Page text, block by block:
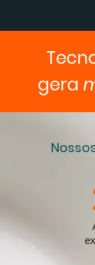
gera